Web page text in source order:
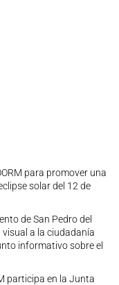
para promover una
solar del 12 de
de San Pedro del
a la ciudadanía
informativo sobre el
participa en la Junta